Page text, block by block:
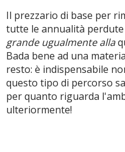
Il prezzario di base per
tutte le annualità perdute
grande ugualmente alla
Bada bene ad una
resto: è indispensabile
questo tipo di percorso
per quanto riguarda
ulteriormente!